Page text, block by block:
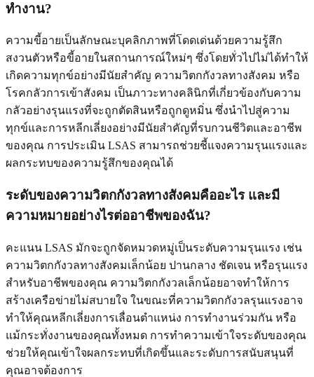
ทำงาน?
ความขี้อายเป็นลักษณะบุคลิกภาพที่โดดเด่นด้วยความรู้สึก
สงวนตัวหรือขี้อายในสถานการณ์ใหม่ๆ ซึ่งโดยทั่วไปไม่ได้ทำให้
เกิดความทุกข์อย่างมีนัยสำคัญ ความวิตกกังวลทางสังคม หรือ
โรคกลัวการเข้าสังคม เป็นภาวะทางคลินิกที่เกี่ยวข้องกับความ
กลัวอย่างรุนแรงที่จะถูกตัดสินหรือถูกดูหมิ่น ซึ่งนำไปสู่ความ
ทุกข์และการหลีกเลี่ยงอย่างมีนัยสำคัญที่รบกวนชีวิตและอาชีพ
ของคุณ การประเมิน LSAS สามารถช่วยชี้แจงความรุนแรงและ
ผลกระทบของความรู้สึกของคุณได้
ระดับของความวิตกกังวลทางสังคมคืออะไร และมี
ความหมายอย่างไรต่ออาชีพของฉัน?
คะแนน LSAS มักจะถูกจัดหมวดหมู่เป็นระดับความรุนแรง เช่น
ความวิตกกังวลทางสังคมเล็กน้อย ปานกลาง ชัดเจน หรือรุนแรง
สำหรับอาชีพของคุณ ความวิตกกังวลเล็กน้อยอาจทำให้การ
สร้างเครือข่ายไม่สบายใจ ในขณะที่ความวิตกกังวลรุนแรงอาจ
ทำให้คุณหลีกเลี่ยงการเลื่อนตำแหน่ง การทำงานร่วมกัน หรือ
แม้กระทั่งงานของคุณทั้งหมด การทำความเข้าใจระดับของคุณ
ช่วยให้คุณเข้าใจผลกระทบที่เกิดขึ้นและระดับการสนับสนุนที่
คุณอาจต้องการ